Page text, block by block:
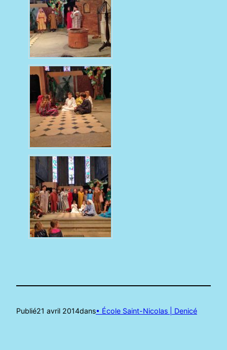
Publié21 avril 2014dans• École Saint-Nicolas | Denicé